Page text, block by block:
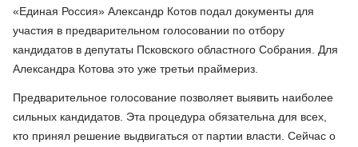
«Единая Россия» Александр Котов подал документы для
участия в предварительном голосовании по отбору
кандидатов в депутаты Псковского областного Собрания. Для
Александра Котова это уже третьи праймериз.
Предварительное голосование позволяет выявить наиболее
сильных кандидатов. Эта процедура обязательна для всех,
кто принял решение выдвигаться от партии власти. Сейчас о